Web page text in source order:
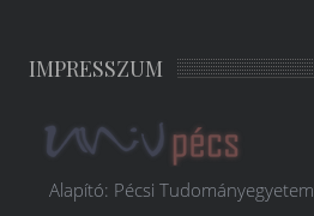
IMPRESSZUM
Alapító: Pécsi Tudományegyetem